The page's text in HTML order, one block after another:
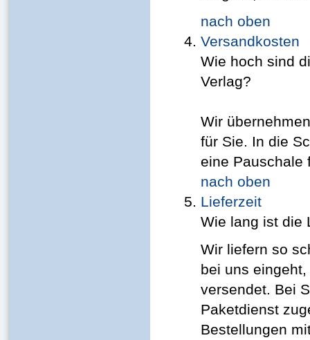
nach oben
Versandkosten
Wie hoch sind
Verlag?
Wir
für Sie. In die
eine Pauschale
nach oben
Lieferzeit
Wie lang ist die
Wir liefern so
bei uns
versendet. Bei
Paketdienst
Bestellungen